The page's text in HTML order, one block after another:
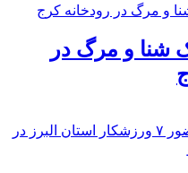
شنا و مرگ در